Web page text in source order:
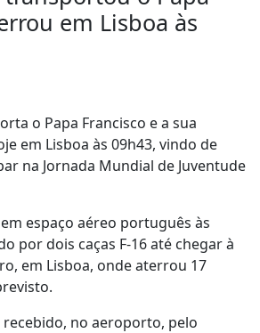
em Lisboa às
o Papa Francisco e a sua
em Lisboa às 09h43, vindo de
na Jornada Mundial de Juventude
espaço aéreo português às
por dois caças F-16 até chegar à
em Lisboa, onde aterrou 17
recebido, no aeroporto, pelo